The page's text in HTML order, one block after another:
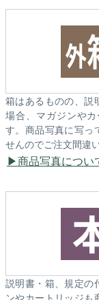
箱はあるものの、説
場合、マガジンや
す。商品写真に写っ
せんのでご注文間違
商品写真につい
説明書・箱、規定の